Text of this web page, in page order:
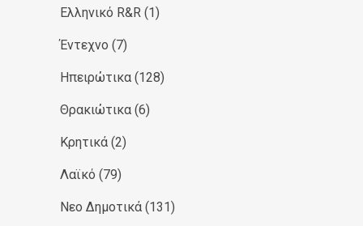
Ελληνικό R&R (1)
Έντεχνο (7)
Ηπειρώτικα (128)
Θρακιώτικα (6)
Κρητικά (2)
Λαϊκό (79)
Νεο Δημοτικά (131)